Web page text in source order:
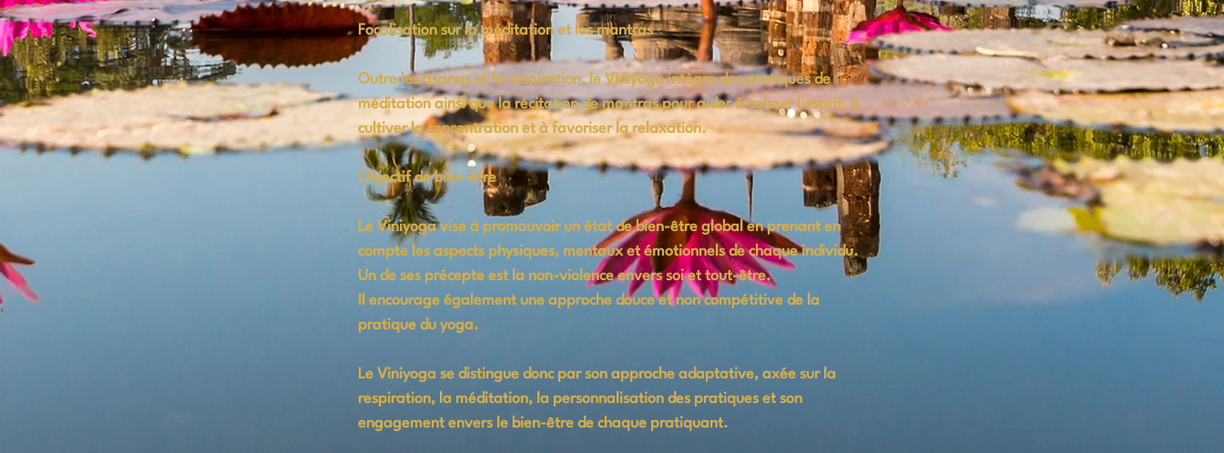
Focalisation sur la méditation et les mantras
Outre les asanas et la respiration, le Viniyoga intègre des pratiques de
méditation ainsi que la récitation de mantras pour aider à calmer l'esprit, à
cultiver la concentration et à favoriser la relaxation.
Objectif de bien-être
Le Viniyoga vise à promouvoir un état de bien-être global en prenant en
compte les aspects physiques, mentaux et émotionnels de chaque individu.
Un de ses précepte est la non-violence envers soi et tout-être.
Il encourage également une approche douce et non compétitive de la
pratique du yoga.
Le Viniyoga se distingue donc par son approche adaptative, axée sur la
respiration, la méditation, la personnalisation des pratiques et son
engagement envers le bien-être de chaque pratiquant.